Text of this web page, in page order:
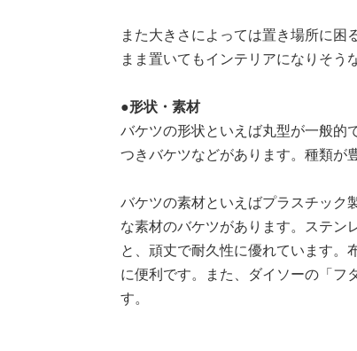
また大きさによっては置き場所に困
まま置いてもインテリアになりそう
●形状・素材
バケツの形状といえば丸型が一般的
つきバケツなどがあります。種類が
バケツの素材といえばプラスチック
な素材のバケツがあります。ステン
と、頑丈で耐久性に優れています。
に便利です。また、ダイソーの「
す。